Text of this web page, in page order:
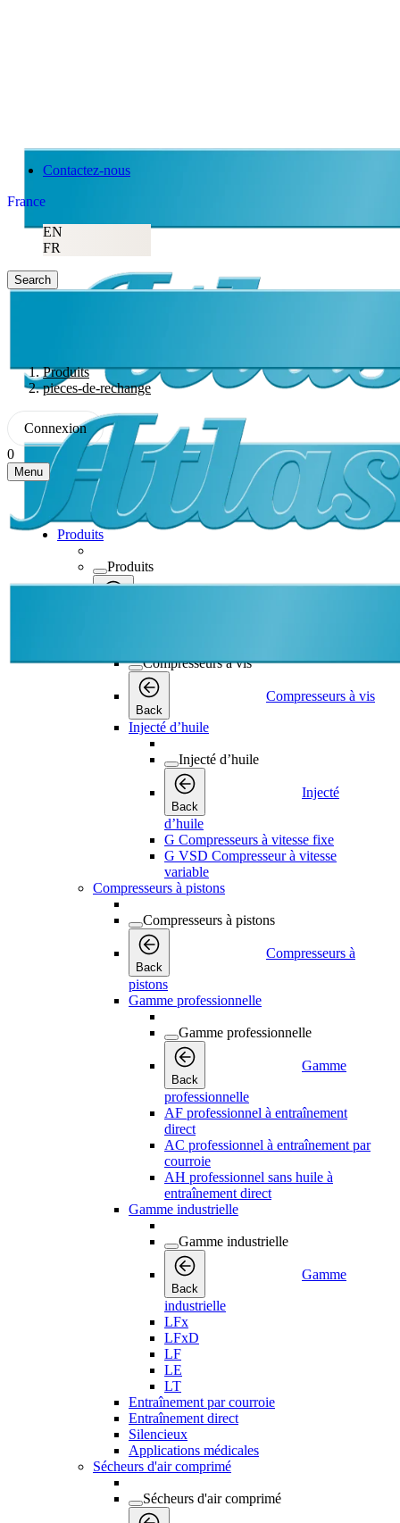
Contactez-nous
France
EN
FR
Search
Produits
pieces-de-rechange
Connexion
0
Menu
Produits
Produits
Compresseurs à vis
Back
Compresseurs à vis
Injecté d’huile
Injecté d’huile
Back
Injecté
d’huile
G Compresseurs à vitesse fixe
G VSD Compresseur à vitesse
variable
Compresseurs à pistons
Compresseurs à pistons
Back
Compresseurs à
pistons
Gamme professionnelle
Gamme professionnelle
Back
Gamme
professionnelle
AF professionnel à entraînement
direct
AC professionnel à entraînement par
courroie
AH professionnel sans huile à
entraînement direct
Gamme industrielle
Gamme industrielle
Back
Gamme
industrielle
LFx
LFxD
LF
LE
LT
Entraînement par courroie
Entraînement direct
Silencieux
Applications médicales
Sécheurs d'air comprimé
Sécheurs d'air comprimé